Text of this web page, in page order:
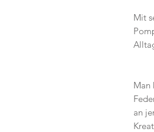
Mit
Man
an